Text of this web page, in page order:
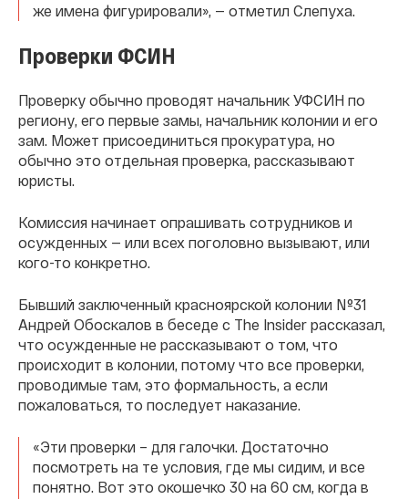
же имена фигурировали», — отметил Слепуха.
Проверки ФСИН
Проверку обычно проводят начальник УФСИН по
региону, его первые замы, начальник колонии и его
зам. Может присоединиться прокуратура, но
обычно это отдельная проверка, рассказывают
юристы.
Комиссия начинает опрашивать сотрудников и
осужденных — или всех поголовно вызывают, или
кого-то конкретно.
Бывший заключенный красноярской колонии №31
Андрей Обоскалов в беседе с The Insider рассказал,
что осужденные не рассказывают о том, что
происходит в колонии, потому что все проверки,
проводимые там, это формальность, а если
пожаловаться, то последует наказание.
«Эти проверки – для галочки. Достаточно
посмотреть на те условия, где мы сидим, и все
понятно. Вот это окошечко 30 на 60 см, когда в